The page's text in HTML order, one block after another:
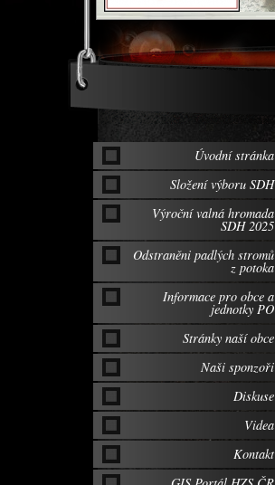
Úvodní stránka
Složení výboru SDH
Výroční valná hromada
SDH 2025
Odstraněni padlých stromů
z potoka
Informace pro obce a
jednotky PO
Stránky naší obce
Naši sponzoři
Diskuse
Videa
Kontakt